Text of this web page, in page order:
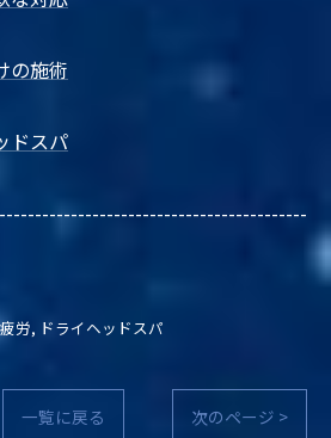
の施術
ドスパ
労 ドライヘッドスパ
一覧に戻る 次のページ >